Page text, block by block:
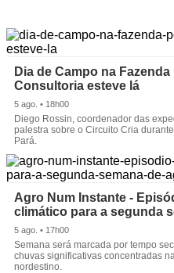
Dia de Campo na
Consultoria esteve lá
5 ago. • 18h00
Diego Rossin, coordenador das
palestra sobre o Circuito Cria
Pará.
Agro Num Instante -
climático para a segunda
5 ago. • 17h00
Semana será marcada por tempo
chuvas significativas concentradas
nordestino.